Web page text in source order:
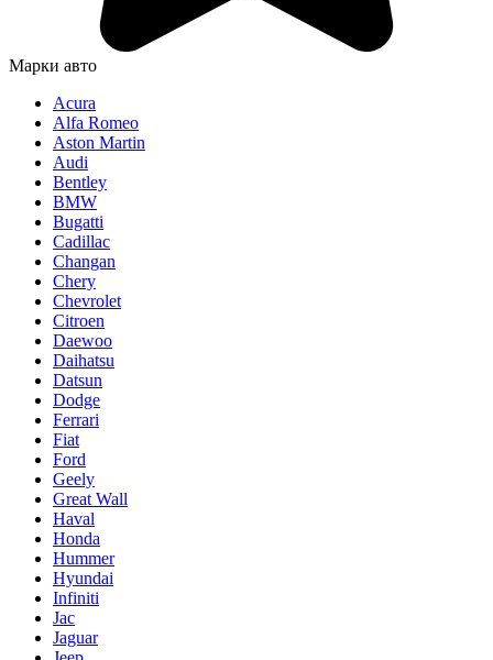
Марки авто
Acura
Alfa Romeo
Aston Martin
Audi
Bentley
BMW
Bugatti
Cadillac
Changan
Chery
Chevrolet
Citroen
Daewoo
Daihatsu
Datsun
Dodge
Ferrari
Fiat
Ford
Geely
Great Wall
Haval
Honda
Hummer
Hyundai
Infiniti
Jac
Jaguar